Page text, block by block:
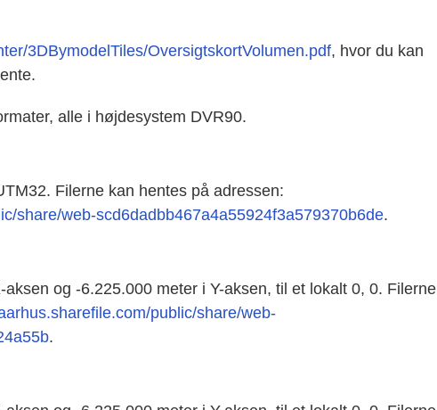
3DBymodelTiles/OversigtskortVolumen.pdf, hvor du kan
alle i højdesystem DVR90.
Filerne kan hentes på adressen:
share/web-scd6dadbb467a4a55924f3a579370b6de.
og -6.225.000 meter i Y-aksen, til et lokalt 0, 0. Filerne
public/share/web-
.